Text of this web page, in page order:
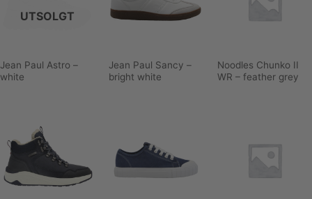
UTSOLGT
Jean Paul Astro –
white
Jean Paul Sancy –
bright white
Noodles Chunko II
WR – feather grey